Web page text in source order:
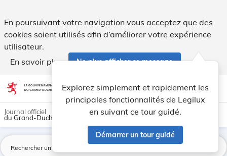
En poursuivant votre navigation vous acceptez que des
cookies soient utilisés afin d’améliorer votre expérience
utilisateur.
En savoir plus
Ne plus afficher ce message
Aller au contenu account_circle help Aide
Explorez simplement et rapidement les
principales fonctionnalités de Legilux
en suivant ce tour guidé.
Démarrer un tour guidé
light_mode dark_mode
Journal officiel
du Grand-Duché de Luxembourg